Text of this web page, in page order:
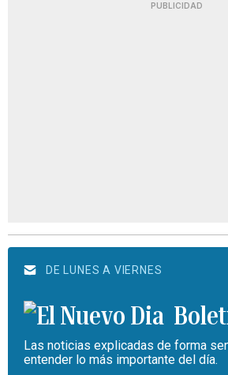
PUBLICIDAD
DE LUNES A VIERNES
Las noticias explicadas de forma
entender lo más importante del día.